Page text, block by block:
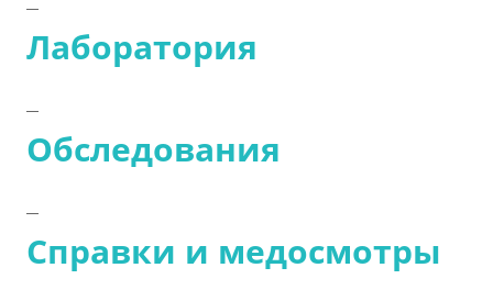
Лаборатория
Обследования
Справки и медосмотры